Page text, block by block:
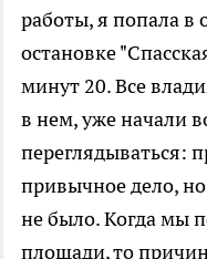
работы, я попала в
остановке
минут 20. Все
в нем, уже начали
переглядываться:
привычное дело,
не было. Когда мы
площади, то